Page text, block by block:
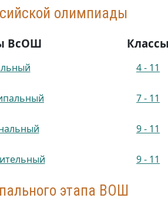
олимпиады
ВсОШ
4 - 11
7 - 11
9 - 11
9 - 11
этапа ВОШ